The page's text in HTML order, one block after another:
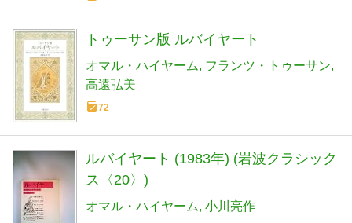
トゥーサン版 ルバイヤート
オマル・ハイヤーム
フランツ・トゥーサン
高遠弘美
72
ルバイヤート (1983年) (岩波クラシック
ス〈20〉)
オマル・ハイヤーム 小川亮作